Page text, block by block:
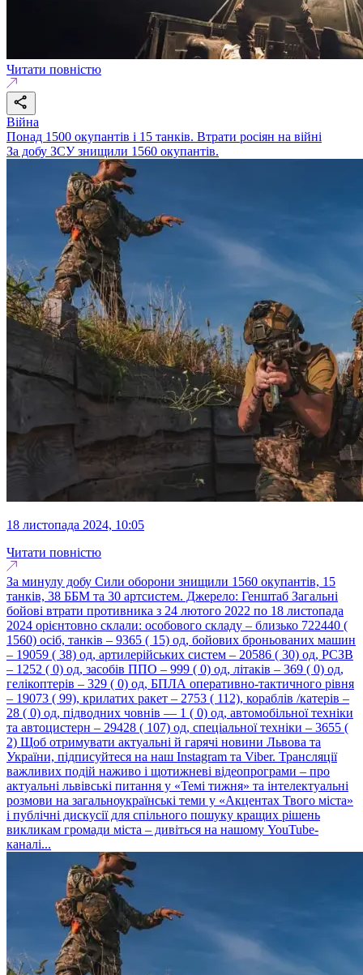
Читати повністю
Війна
Понад 1500 окупантів і 15 танків. Втрати росіян на війні
За добу ЗСУ знищили 1560 окупантів.
18 листопада 2024, 10:05
Читати повністю
За минулу добу Сили оборони знищили 1560 окупантів, 15
танків, 38 ББМ та 30 артсистем. Джерело: Генштаб Загальні
бойові втрати противника з 24 лютого 2022 по 18 листопада
2024 орієнтовно склали: особового складу ‒ близько 722440 (
1560) осіб, танків ‒ 9365 ( 15) од, бойових броньованих машин
‒ 19059 ( 38) од, артилерійських систем – 20586 ( 30) од, РСЗВ
– 1252 ( 0) од, засобів ППО ‒ 999 ( 0) од, літаків – 369 ( 0) од,
гелікоптерів – 329 ( 0) од, БПЛА оперативно-тактичного рівня
– 19073 ( 99), крилатих ракет ‒ 2753 ( 112), кораблів /катерів ‒
28 ( 0) од, підводних човнів — 1 ( 0) од, автомобільної техніки
та автоцистерн – 29428 ( 107) од, спеціальної техніки ‒ 3655 (
2) Щоб отримувати актуальні й гарячі новини Львова та
України, підписуйтеся на наш Instagram та Viber. Трансляції
важливих подій наживо і щотижневі відеопрограми – про
актуальні львівські питання у «Темі тижня» та інтелектуальні
розмови на загальноукраїнські теми у «Акцентах Твого міста»
і публічні дискусії для спільного пошуку кращих рішень
викликам громади міста – дивіться на нашому YouTube-
каналі...